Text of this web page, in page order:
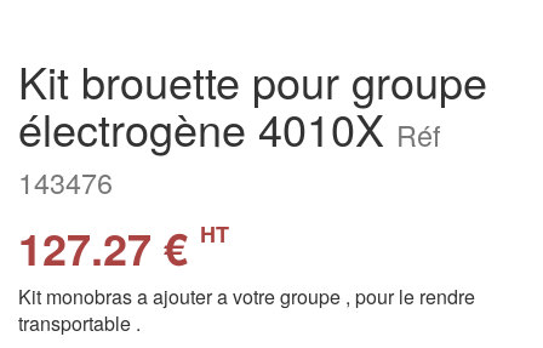
Kit brouette pour groupe
électrogène 4010X Réf
143476
127.27 € HT
Kit monobras a ajouter a votre groupe , pour le rendre
transportable .